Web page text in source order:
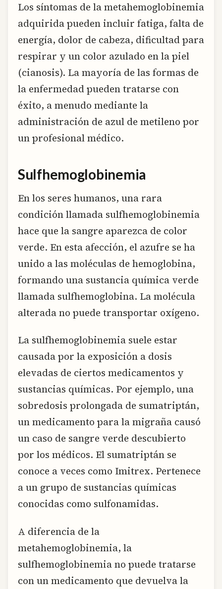
Los síntomas de la metahemoglobinemia
adquirida pueden incluir fatiga, falta de
energía, dolor de cabeza, dificultad para
respirar y un color azulado en la piel
(cianosis). La mayoría de las formas de
la enfermedad pueden tratarse con
éxito, a menudo mediante la
administración de azul de metileno por
un profesional médico.
Sulfhemoglobinemia
En los seres humanos, una rara
condición llamada sulfhemoglobinemia
hace que la sangre aparezca de color
verde. En esta afección, el azufre se ha
unido a las moléculas de hemoglobina,
formando una sustancia química verde
llamada sulfhemoglobina. La molécula
alterada no puede transportar oxígeno.
La sulfhemoglobinemia suele estar
causada por la exposición a dosis
elevadas de ciertos medicamentos y
sustancias químicas. Por ejemplo, una
sobredosis prolongada de sumatriptán,
un medicamento para la migraña causó
un caso de sangre verde descubierto
por los médicos. El sumatriptán se
conoce a veces como Imitrex. Pertenece
a un grupo de sustancias químicas
conocidas como sulfonamidas.
A diferencia de la
metahemoglobinemia, la
sulfhemoglobinemia no puede tratarse
con un medicamento que devuelva la